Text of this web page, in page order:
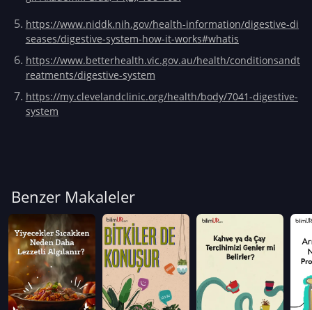
https://www.niddk.nih.gov/health-information/digestive-di
seases/digestive-system-how-it-works#whatis
https://www.betterhealth.vic.gov.au/health/conditionsandt
reatments/digestive-system
https://my.clevelandclinic.org/health/body/7041-digestive-
system
Benzer Makaleler